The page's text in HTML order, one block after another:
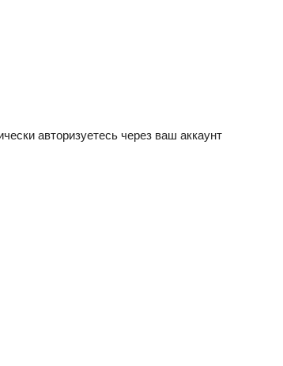
авторизуетесь через ваш аккаунт